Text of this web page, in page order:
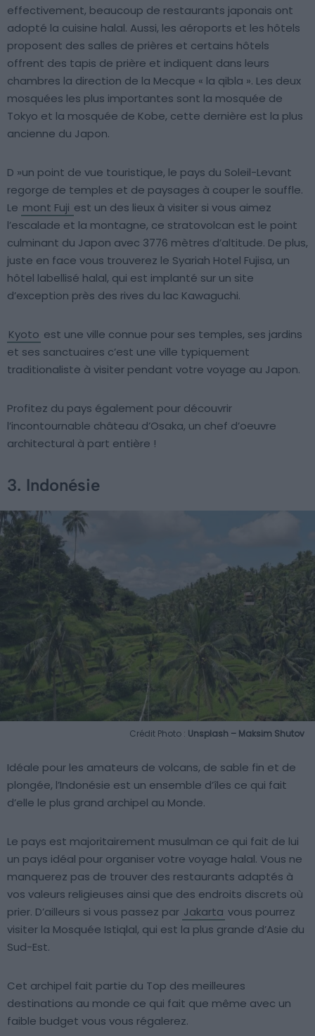
effectivement, beaucoup de restaurants japonais ont
adopté la cuisine halal. Aussi, les aéroports et les hôtels
proposent des salles de prières et certains hôtels
offrent des tapis de prière et indiquent dans leurs
chambres la direction de la Mecque « la qibla ». Les deux
mosquées les plus importantes sont la mosquée de
Tokyo et la mosquée de Kobe, cette dernière est la plus
ancienne du Japon.
D »un point de vue touristique, le pays du Soleil-Levant
regorge de temples et de paysages à couper le souffle.
Le mont Fuji est un des lieux à visiter si vous aimez
l’escalade et la montagne, ce stratovolcan est le point
culminant du Japon avec 3776 mètres d’altitude. De plus,
juste en face vous trouverez le Syariah Hotel Fujisa, un
hôtel labellisé halal, qui est implanté sur un site
d’exception près des rives du lac Kawaguchi.
Kyoto est une ville connue pour ses temples, ses jardins
et ses sanctuaires c’est une ville typiquement
traditionaliste à visiter pendant votre voyage au Japon.
Profitez du pays également pour découvrir
l’incontournable château d’Osaka, un chef d’oeuvre
architectural à part entière !
3. Indonésie
Crédit Photo : Unsplash – Maksim Shutov
Idéale pour les amateurs de volcans, de sable fin et de
plongée, l’Indonésie est un ensemble d’îles ce qui fait
d’elle le plus grand archipel au Monde.
Le pays est majoritairement musulman ce qui fait de lui
un pays idéal pour organiser votre voyage halal. Vous ne
manquerez pas de trouver des restaurants adaptés à
vos valeurs religieuses ainsi que des endroits discrets où
prier. D’ailleurs si vous passez par Jakarta vous pourrez
visiter la Mosquée Istiqlal, qui est la plus grande d’Asie du
Sud-Est.
Cet archipel fait partie du Top des meilleures
destinations au monde ce qui fait que même avec un
faible budget vous vous régalerez.